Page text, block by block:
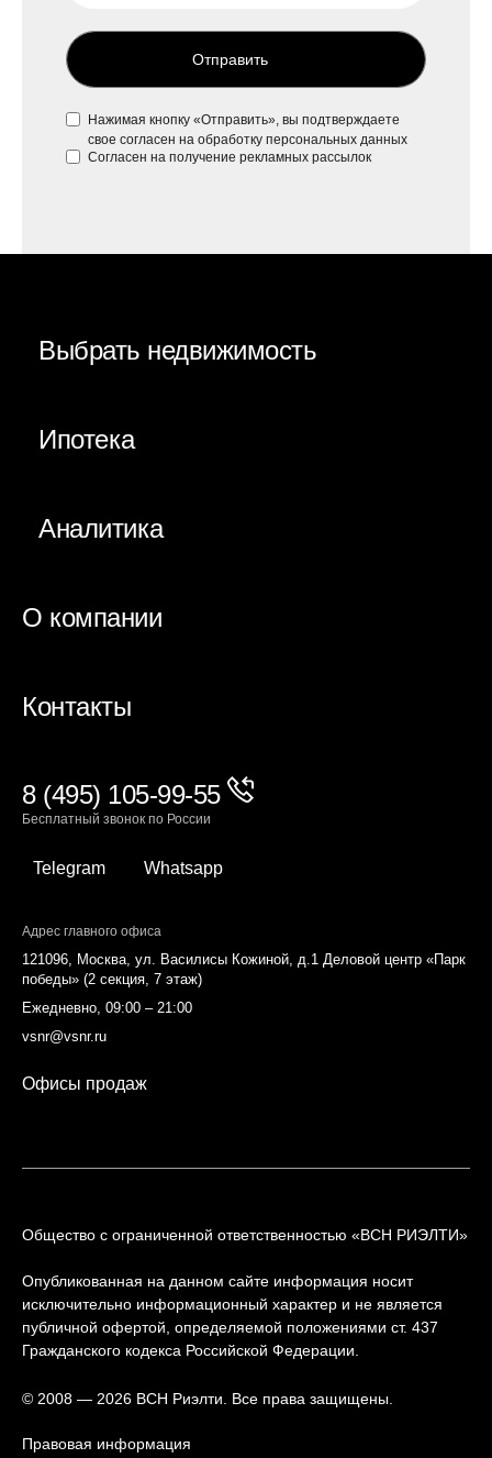
Отправить
Нажимая кнопку «Отправить», вы подтверждаете
свое согласен на обработку персональных данных
Согласен на получение рекламных рассылок
Выбрать недвижимость
Ипотека
Аналитика
О компании
Контакты
8 (495) 105-99-55
Бесплатный звонок по России
Telegram Whatsapp
Адрес главного офиса
121096, Москва, ул. Василисы Кожиной, д.1 Деловой центр «Парк
победы» (2 секция, 7 этаж)
Ежедневно, 09:00 – 21:00
vsnr@vsnr.ru
Офисы продаж
Общество с ограниченной ответственностью «ВСН РИЭЛТИ»
Опубликованная на данном сайте информация носит
исключительно информационный характер и не является
публичной офертой, определяемой положениями ст. 437
Гражданского кодекса Российской Федерации.
© 2008 — 2026 ВСН Риэлти. Все права защищены.
Правовая информация